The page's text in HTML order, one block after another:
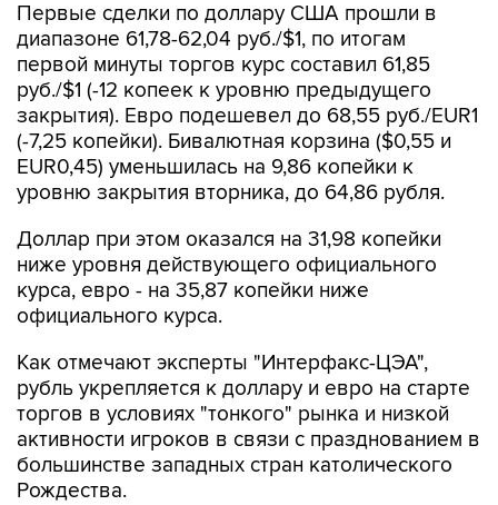
Первые сделки по доллару США прошли в
диапазоне 61,78-62,04 руб./$1, по итогам
первой минуты торгов курс составил 61,85
руб./$1 (-12 копеек к уровню предыдущего
закрытия). Евро подешевел до 68,55 руб./EUR1
(-7,25 копейки). Бивалютная корзина ($0,55 и
EUR0,45) уменьшилась на 9,86 копейки к
уровню закрытия вторника, до 64,86 рубля.
Доллар при этом оказался на 31,98 копейки
ниже уровня действующего официального
курса, евро - на 35,87 копейки ниже
официального курса.
Как отмечают эксперты "Интерфакс-ЦЭА",
рубль укрепляется к доллару и евро на старте
торгов в условиях "тонкого" рынка и низкой
активности игроков в связи с празднованием в
большинстве западных стран католического
Рождества.